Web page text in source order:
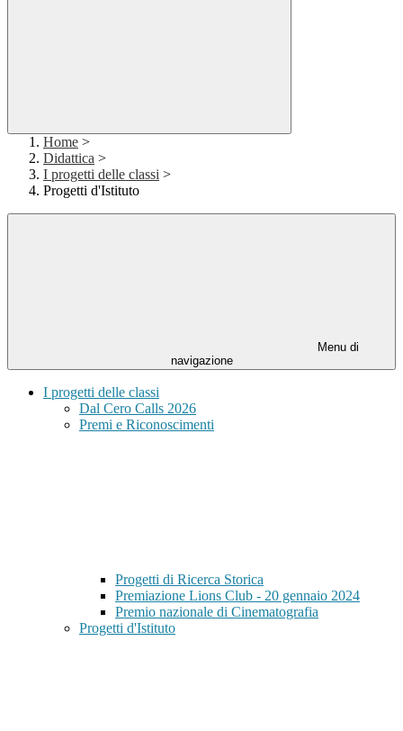
Home >
Didattica >
I progetti delle classi >
Progetti d'Istituto
Menu di
navigazione
I progetti delle classi
Dal Cero Calls 2026
Premi e Riconoscimenti
Progetti di Ricerca Storica
Premiazione Lions Club - 20 gennaio 2024
Premio nazionale di Cinematografia
Progetti d'Istituto